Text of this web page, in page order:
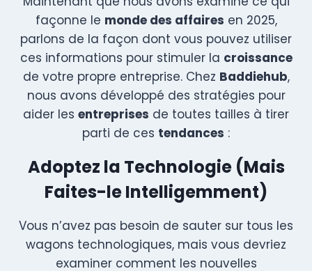
façonne le monde des affaires en 2025,
parlons de la façon dont vous pouvez utiliser
ces informations pour stimuler la croissance
de votre propre entreprise. Chez Baddiehub,
nous avons développé des stratégies pour
aider les entreprises de toutes tailles à tirer
parti de ces tendances :
Adoptez la Technologie (Mais
Faites-le Intelligemment)
Vous n’avez pas besoin de sauter sur tous les
wagons technologiques, mais vous devriez
examiner comment les nouvelles